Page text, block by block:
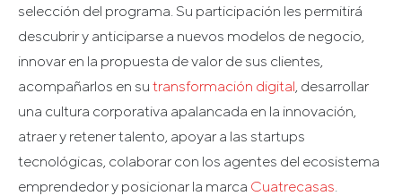
selección del programa. Su participación les permitirá
descubrir y anticiparse a nuevos modelos de negocio,
innovar en la propuesta de valor de sus clientes,
acompañarlos en su transformación digital , desarrollar
una cultura corporativa apalancada en la innovación,
atraer y retener talento, apoyar a las startups
tecnológicas, colaborar con los agentes del ecosistema
emprendedor y posicionar la marca Cuatrecasas